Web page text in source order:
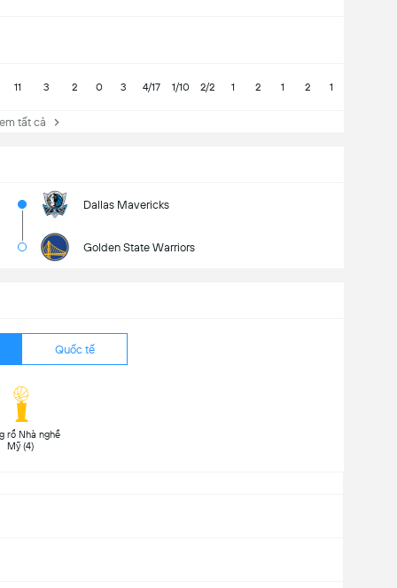
11 3 2 0 3 4/17 1/10 2/2 1 2 1 2 1
tất cả
Dallas Mavericks
Golden State Warriors
Quốc tế
rổ Nhà nghề
Mỹ (4)